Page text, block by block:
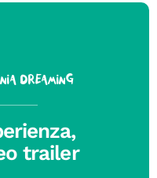
Dreaming
trailer